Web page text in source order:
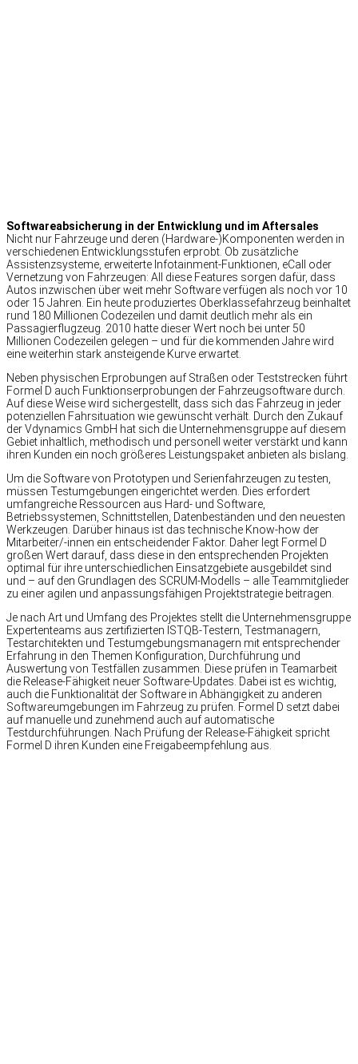
Softwareabsicherung in der Entwicklung und im Aftersales
Nicht nur Fahrzeuge und deren (Hardware-)Komponenten werden in
verschiedenen Entwicklungsstufen erprobt. Ob zusätzliche
Assistenzsysteme, erweiterte Infotainment-Funktionen, eCall oder
Vernetzung von Fahrzeugen: All diese Features sorgen dafür, dass
Autos inzwischen über weit mehr Software verfügen als noch vor 10
oder 15 Jahren. Ein heute produziertes Oberklassefahrzeug beinhaltet
rund 180 Millionen Codezeilen und damit deutlich mehr als ein
Passagierflugzeug. 2010 hatte dieser Wert noch bei unter 50
Millionen Codezeilen gelegen – und für die kommenden Jahre wird
eine weiterhin stark ansteigende Kurve erwartet.
Neben physischen Erprobungen auf Straßen oder Teststrecken führt
Formel D auch Funktionserprobungen der Fahrzeugsoftware durch.
Auf diese Weise wird sichergestellt, dass sich das Fahrzeug in jeder
potenziellen Fahrsituation wie gewünscht verhält. Durch den Zukauf
der Vdynamics GmbH hat sich die Unternehmensgruppe auf diesem
Gebiet inhaltlich, methodisch und personell weiter verstärkt und kann
ihren Kunden ein noch größeres Leistungspaket anbieten als bislang.
Um die Software von Prototypen und Serienfahrzeugen zu testen,
müssen Testumgebungen eingerichtet werden. Dies erfordert
umfangreiche Ressourcen aus Hard- und Software,
Betriebssystemen, Schnittstellen, Datenbeständen und den neuesten
Werkzeugen. Darüber hinaus ist das technische Know-how der
Mitarbeiter/-innen ein entscheidender Faktor. Daher legt Formel D
großen Wert darauf, dass diese in den entsprechenden Projekten
optimal für ihre unterschiedlichen Einsatzgebiete ausgebildet sind
und – auf den Grundlagen des SCRUM-Modells – alle Teammitglieder
zu einer agilen und anpassungsfähigen Projektstrategie beitragen.
Je nach Art und Umfang des Projektes stellt die Unternehmensgruppe
Expertenteams aus zertifizierten ISTQB-Testern, Testmanagern,
Testarchitekten und Testumgebungsmanagern mit entsprechender
Erfahrung in den Themen Konfiguration, Durchführung und
Auswertung von Testfällen zusammen. Diese prüfen in Teamarbeit
die Release-Fähigkeit neuer Software-Updates. Dabei ist es wichtig,
auch die Funktionalität der Software in Abhängigkeit zu anderen
Softwareumgebungen im Fahrzeug zu prüfen. Formel D setzt dabei
auf manuelle und zunehmend auch auf automatische
Testdurchführungen. Nach Prüfung der Release-Fähigkeit spricht
Formel D ihren Kunden eine Freigabeempfehlung aus.